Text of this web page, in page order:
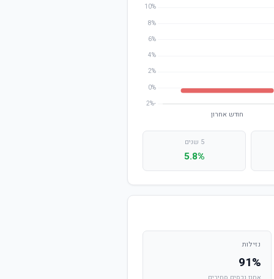
5 שנים
5.8%
נזילות
91%